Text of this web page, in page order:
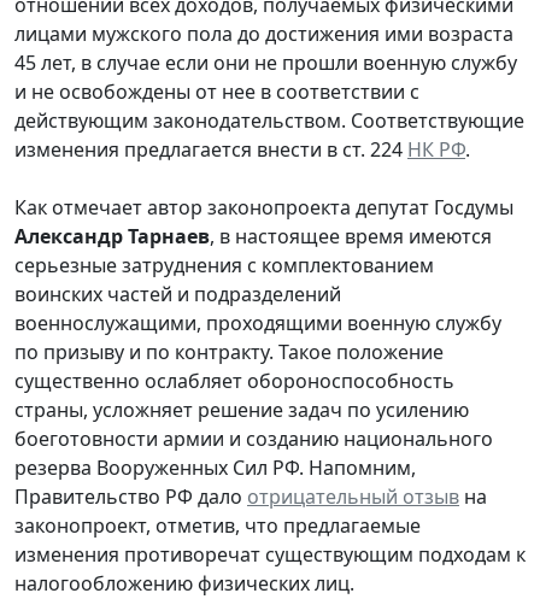
лицами мужского пола до достижения ими возраста
45 лет, в случае если они не прошли военную службу
и не освобождены от нее в соответствии с
действующим законодательством. Соответствующие
изменения предлагается внести в ст. 224 НК РФ.
Как отмечает автор законопроекта депутат Госдумы
Александр Тарнаев, в настоящее время имеются
серьезные затруднения с комплектованием
воинских частей и подразделений
военнослужащими, проходящими военную службу
по призыву и по контракту. Такое положение
существенно ослабляет обороноспособность
страны, усложняет решение задач по усилению
боеготовности армии и созданию национального
резерва Вооруженных Сил РФ. Напомним,
Правительство РФ дало отрицательный отзыв на
законопроект, отметив, что предлагаемые
изменения противоречат существующим подходам к
налогообложению физических лиц.